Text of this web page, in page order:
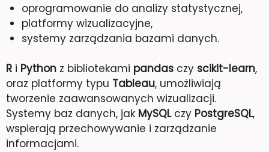
oprogramowanie do analizy statystycznej,
platformy wizualizacyjne,
systemy zarządzania bazami danych.
R i Python z bibliotekami pandas czy scikit-learn,
oraz platformy typu Tableau, umożliwiają
tworzenie zaawansowanych wizualizacji.
Systemy baz danych, jak MySQLczy PostgreSQL,
wspierają przechowywanie i zarządzanie
informacjami.